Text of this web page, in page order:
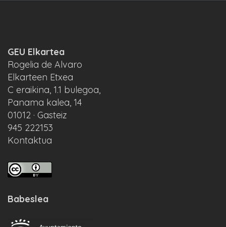
GEU Elkartea
Rogelia de Alvaro
Elkarteen Etxea
C eraikina, 1.1 bulegoa,
Panama kalea, 14
01012 · Gasteiz
945 222153
Kontaktua
Babeslea